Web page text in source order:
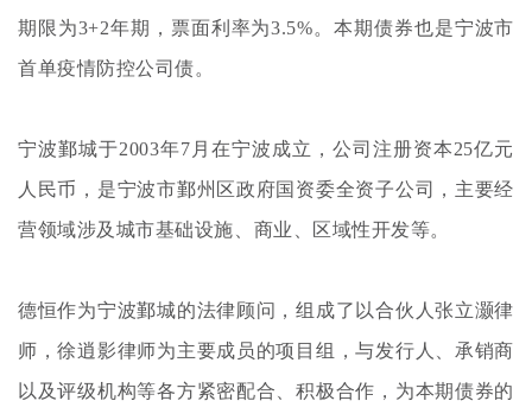
期限为3+2年期，票面利率为3.5%。本期债券也是宁波市
首单疫情防控公司债。
宁波鄞城于2003年7月在宁波成立，公司注册资本25亿元
人民币，是宁波市鄞州区政府国资委全资子公司，主要经
营领域涉及城市基础设施、商业、区域性开发等。
德恒作为宁波鄞城的法律顾问，组成了以合伙人张立灏律
师，徐逍影律师为主要成员的项目组，与发行人、承销商
以及评级机构等各方紧密配合、积极合作，为本期债券的